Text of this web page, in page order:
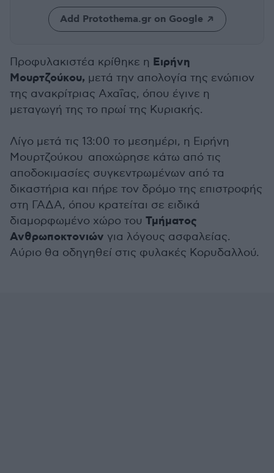
Add Protothema.gr on Google
Προφυλακιστέα κρίθηκε η Ειρήνη
Μουρτζούκου, μετά την απολογία της ενώπιον
της ανακρίτριας Αχαΐας, όπου έγινε η
μεταγωγή της το πρωί της Κυριακής.
Λίγο μετά τις 13:00 το μεσημέρι, η Ειρήνη
Μουρτζούκου αποχώρησε κάτω από τις
αποδοκιμασίες συγκεντρωμένων από τα
δικαστήρια και πήρε τον δρόμο της επιστροφής
στη ΓΑΔΑ, όπου κρατείται σε ειδικά
διαμορφωμένο χώρο του Τμήματος
Ανθρωποκτονιών για λόγους ασφαλείας.
Αύριο θα οδηγηθεί στις φυλακές Κορυδαλλού.